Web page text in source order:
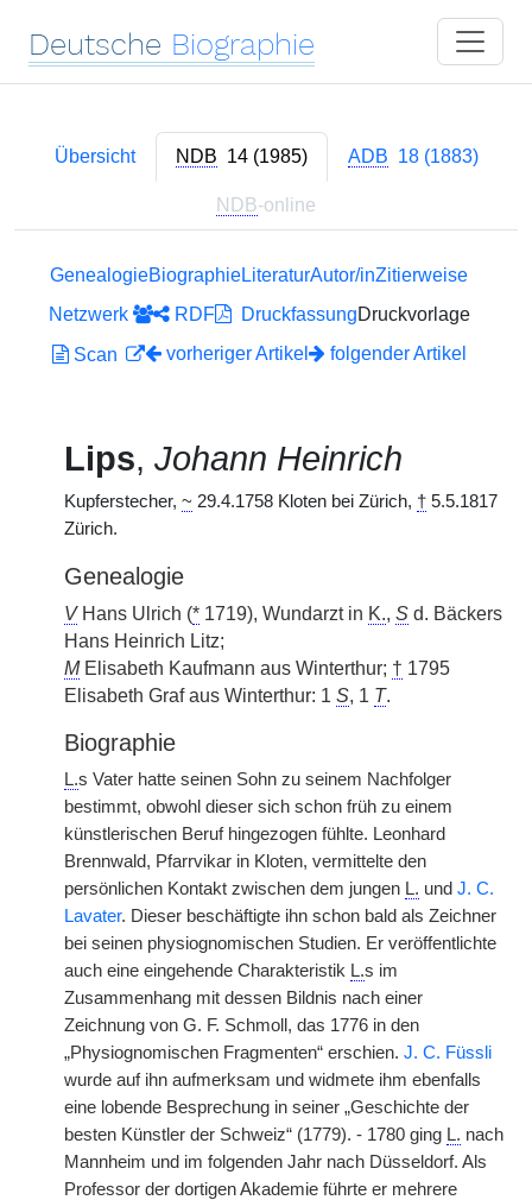
Deutsche Biographie
Übersicht NDB 14 (1985) ADB 18 (1883)
NDB-online
GenealogieBiographieLiteraturAutor/inZitierweise
Netzwerk
RDF DruckfassungDruckvorlage
Scan
vorheriger Artikel folgender Artikel
Lips, Johann Heinrich
Kupferstecher, ~ 29.4.1758 Kloten bei Zürich, † 5.5.1817
Zürich.
Genealogie
VHans Ulrich (* 1719), Wundarzt in K., S d. Bäckers
Hans Heinrich Litz;
MElisabeth Kaufmann aus Winterthur; † 1795
Elisabeth Graf aus Winterthur: 1 S, 1 T.
Biographie
L.s Vater hatte seinen Sohn zu seinem Nachfolger
bestimmt, obwohl dieser sich schon früh zu einem
künstlerischen Beruf hingezogen fühlte. Leonhard
Brennwald, Pfarrvikar in Kloten, vermittelte den
persönlichen Kontakt zwischen dem jungen L. und J. C.
Lavater. Dieser beschäftigte ihn schon bald als Zeichner
bei seinen physiognomischen Studien. Er veröffentlichte
auch eine eingehende Charakteristik L.s im
Zusammenhang mit dessen Bildnis nach einer
Zeichnung von G. F. Schmoll, das 1776 in den
„Physiognomischen Fragmenten“ erschien. J. C. Füssli
wurde auf ihn aufmerksam und widmete ihm ebenfalls
eine lobende Besprechung in seiner „Geschichte der
besten Künstler der Schweiz“ (1779). - 1780 ging L. nach
Mannheim und im folgenden Jahr nach Düsseldorf. Als
Professor der dortigen Akademie führte er mehrere